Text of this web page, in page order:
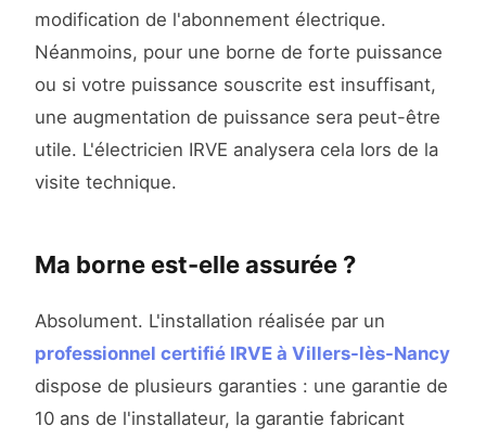
modification de l'abonnement électrique.
Néanmoins, pour une borne de forte puissance
ou si votre puissance souscrite est insuffisant,
une augmentation de puissance sera peut-être
utile. L'électricien IRVE analysera cela lors de la
visite technique.
Ma borne est-elle assurée ?
Absolument. L'installation réalisée par un
professionnel certifié IRVE à Villers-lès-Nancy
dispose de plusieurs garanties : une garantie de
10 ans de l'installateur, la garantie fabricant